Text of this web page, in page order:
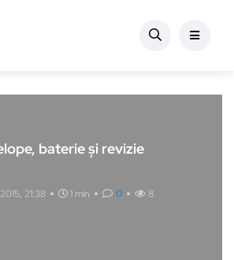
baterie și revizie
21:38 1 min 0 8